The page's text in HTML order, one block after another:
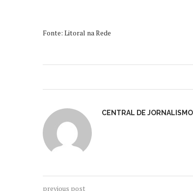
Fonte: Litoral na Rede
CENTRAL DE JORNALISMO
previous post